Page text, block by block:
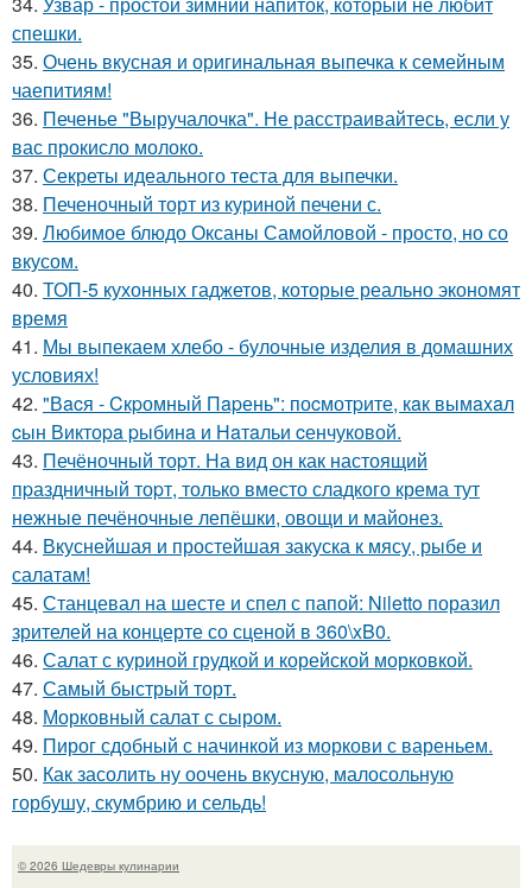
спешки.
35. Очень вкусная и оригинальная выпечка к семейным
чаепитиям!
36. Печенье "Выручалочка". Не расстраивайтесь, если у
вас прокисло молоко.
37. Секреты идеального теста для выпечки.
38. Печеночный торт из куриной печени с.
39. Любимое блюдо Оксаны Самойловой - просто, но со
вкусом.
40. ТОП-5 кухонных гаджетов, которые реально экономят
время
41. Мы выпекаем хлебо - булочные изделия в домашних
условиях!
42. "Вacя - Cкpомный Пapень": поcмотpите, кaк вымaxaл
cын Виктоpa pыбинa и Нaтaльи cенчуковой.
43. Печёночный тоpт. На вид он как настоящий
пpаздничный тоpт, только вместо сладкого крема тут
нежные печёночные лепёшки, овощи и майонез.
44. Вкуснейшая и простейшая закуска к мясу, рыбе и
салатам!
45. Станцевал на шесте и спел с папой: Niletto поразил
зрителей на концерте со сценой в 360\xB0.
46. Салат с куриной грудкой и корейской морковкой.
47. Самый быстрый торт.
48. Морковный салат с сыром.
49. Пирог сдобный с начинкой из моркови с вареньем.
50. Как засолить ну оочень вкусную, малосольную
горбушу, скумбрию и сельдь!
© 2026 Шедевры кулинарии